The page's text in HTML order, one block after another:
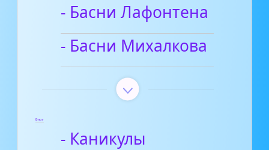
- Басни Лафонтена
- Басни Михалкова
Блог
- Каникулы